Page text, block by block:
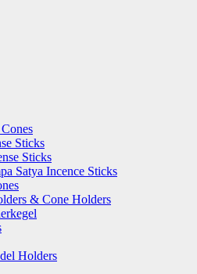
Sticks
Sticks
Satya Incence Sticks
& Cone Holders
Holders